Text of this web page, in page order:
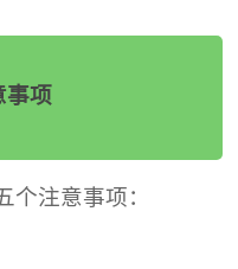
事项
注意事项：